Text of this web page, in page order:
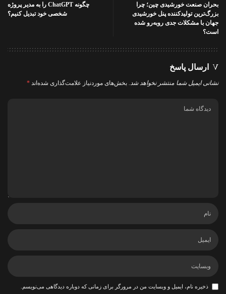
بحران صنعت خورشیدی چین؛ چرا
بزرگ‌ترین تولیدکننده پنل خورشیدی
جهان با مشکلات جدی روبه‌رو شده
است؟
چگونه ChatGPT را به مدیر پروژه
شخصی خود تبدیل کنیم؟
ارسال پاسخ
نشانی ایمیل شما منتشر نخواهد شد. بخش‌های موردنیاز علامت‌گذاری شده‌اند *
ذخیره نام، ایمیل و وبسایت من در مرورگر برای زمانی که دوباره دیدگاهی می‌نویسم.